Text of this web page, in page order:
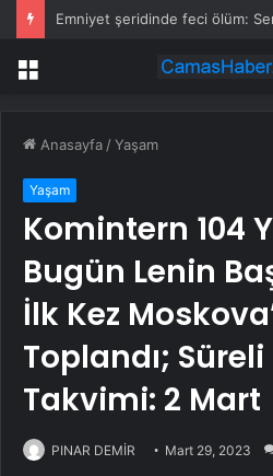
Menü
Anasayfa /Yaşam
Yaşam
Komintern 104
Bugün Lenin
İlk Kez
Toplandı;
Takvimi: 2 Mart
PINAR DEMİR Mart 29, 2023